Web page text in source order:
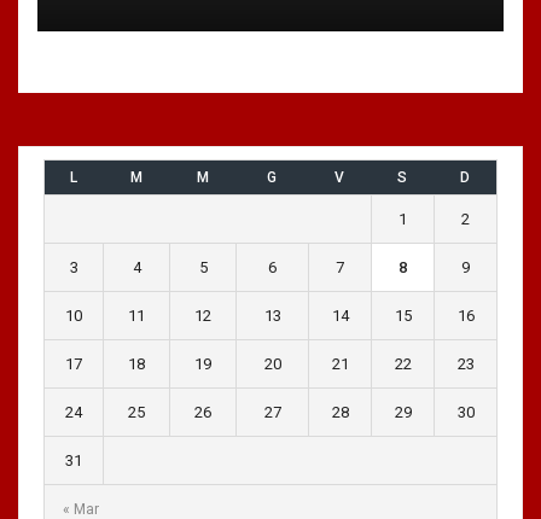
L M M G V S D
« Mar
1 2
3 4 5 6 7 8 9
10 11 12 13 14 15 16
17 18 19 20 21 22 23
24 25 26 27 28 29 30
31